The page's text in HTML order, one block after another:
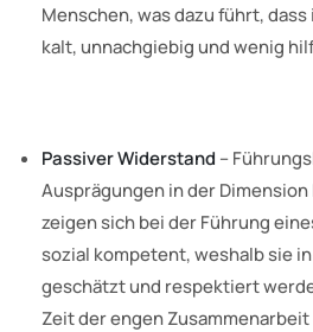
Menschen, was dazu führt,
kalt, unnachgiebig und wenig
Passiver Widerstand –
Ausprägungen in der
zeigen sich bei der Führung
sozial kompetent, weshalb sie
geschätzt und respektiert
Zeit der engen